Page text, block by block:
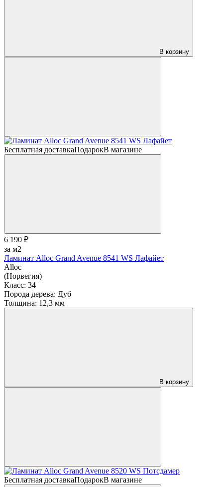
В корзину
Бесплатная доставкаПодарокВ магазине
6 190 ₽
за м2
Ламинат Alloc Grand Avenue 8541 WS Лафайет
Alloc
(Норвегия)
Класс: 34
Порода дерева: Дуб
Толщина: 12,3 мм
В корзину
Бесплатная доставкаПодарокВ магазине